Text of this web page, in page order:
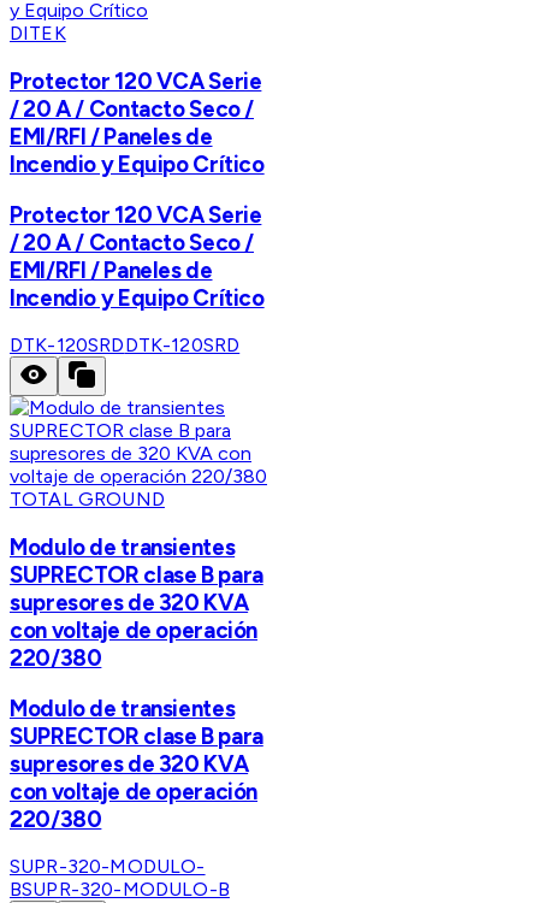
DITEK
Protector 120 VCA Serie
/ 20 A / Contacto Seco /
EMI/RFI / Paneles de
Incendio y Equipo Crítico
Protector 120 VCA Serie
/ 20 A / Contacto Seco /
EMI/RFI / Paneles de
Incendio y Equipo Crítico
DTK-120SRDDTK-120SRD
TOTAL GROUND
Modulo de transientes
SUPRECTOR clase B para
supresores de 320 KVA
con voltaje de operación
220/380
Modulo de transientes
SUPRECTOR clase B para
supresores de 320 KVA
con voltaje de operación
220/380
SUPR-320-MODULO-
BSUPR-320-MODULO-B